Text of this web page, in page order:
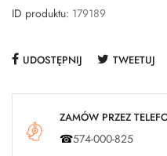
ID produktu: 179189
UDOSTĘPNIJ TWEETUJ
ZAMÓW PRZEZ
☎574-000-825